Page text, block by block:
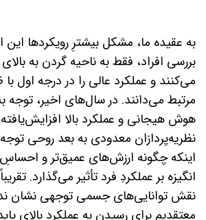
به عقیده ما، مشکل بیشترِ رویکردها
بررسی افراد، فقط به ناحیه گردن به
می‌کنند و عملکرد عالی را در درجه اول
مرتبط می‌دانند. در سال‌های اخیر، توجه
هوش هیجانی و عملکرد بالا
نظریه‌پردازان معدودی به بعد روحی توجه
اینکه چگونه ارزش‌های عمیق‌تر و
انگیزه بر عملکردِ فرد تأثیر می‌گذارد.
نقش توانایی‌های جسمی توجهی نشان
معتقدیم برای رسیدن به عملکرد بالای